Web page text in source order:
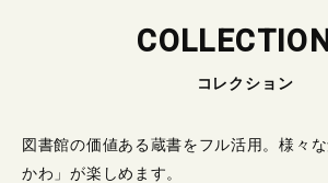
コレクション
図書館の価値ある蔵書をフル活用。様々
かわ」が楽しめます。